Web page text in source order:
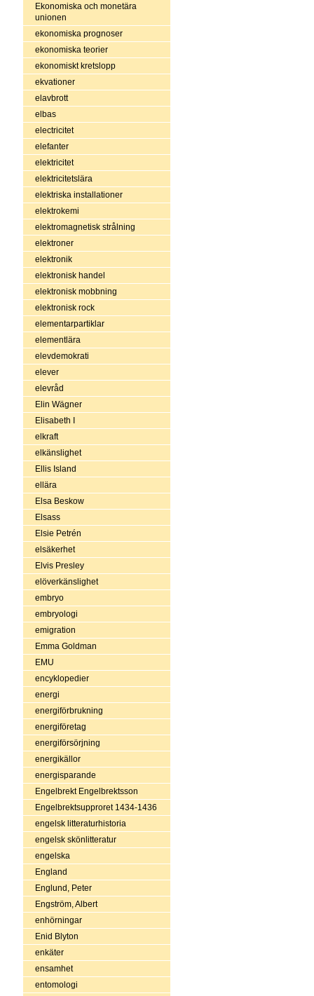
Ekonomiska och monetära
unionen
ekonomiska prognoser
ekonomiska teorier
ekonomiskt kretslopp
ekvationer
elavbrott
elbas
electricitet
elefanter
elektricitet
elektricitetslära
elektriska installationer
elektrokemi
elektromagnetisk strålning
elektroner
elektronik
elektronisk handel
elektronisk mobbning
elektronisk rock
elementarpartiklar
elementlära
elevdemokrati
elever
elevråd
Elin Wägner
Elisabeth I
elkraft
elkänslighet
Ellis Island
ellära
Elsa Beskow
Elsass
Elsie Petrén
elsäkerhet
Elvis Presley
elöverkänslighet
embryo
embryologi
emigration
Emma Goldman
EMU
encyklopedier
energi
energiförbrukning
energiföretag
energiförsörjning
energikällor
energisparande
Engelbrekt Engelbrektsson
Engelbrektsupproret 1434-1436
engelsk litteraturhistoria
engelsk skönlitteratur
engelska
England
Englund, Peter
Engström, Albert
enhörningar
Enid Blyton
enkäter
ensamhet
entomologi